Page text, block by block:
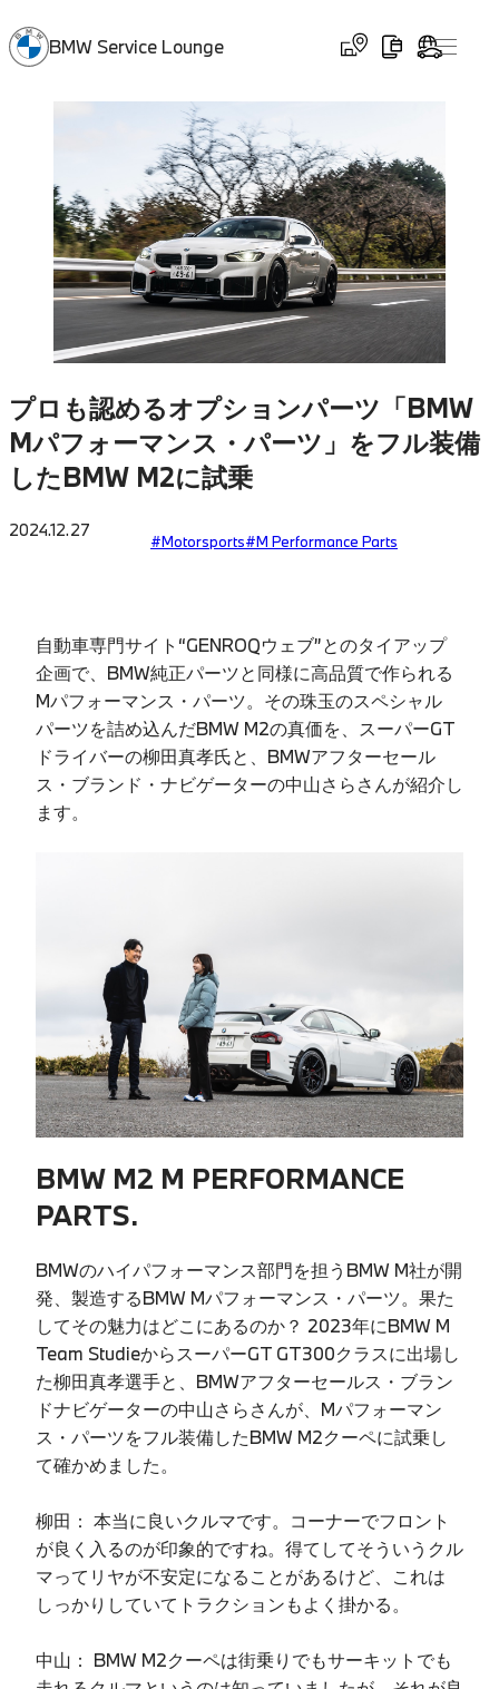
BMW Service Lounge
プロも認めるオプションパーツ「BMW
Mパフォーマンス・パーツ」をフル装備
したBMW M2に試乗
2024.12.27
#Motorsports#M Performance Parts
自動車専門サイト“GENROQウェブ”とのタイアップ
企画で、BMW純正パーツと同様に高品質で作られる
Mパフォーマンス・パーツ。その珠玉のスペシャル
パーツを詰め込んだBMW M2の真価を、スーパーGT
ドライバーの柳田真孝氏と、BMWアフターセール
ス・ブランド・ナビゲーターの中山さらさんが紹介し
ます。
BMW M2 M PERFORMANCE
PARTS.
BMWのハイパフォーマンス部門を担うBMW M社が開
発、製造するBMW Mパフォーマンス・パーツ。果た
してその魅力はどこにあるのか？ 2023年にBMW M
Team StudieからスーパーGT GT300クラスに出場し
た柳田真孝選手と、BMWアフターセールス・ブラン
ドナビゲーターの中山さらさんが、Mパフォーマン
ス・パーツをフル装備したBMW M2クーペに試乗し
て確かめました。
柳田： 本当に良いクルマです。コーナーでフロント
が良く入るのが印象的ですね。得てしてそういうクル
マってリヤが不安定になることがあるけど、これは
しっかりしていてトラクションもよく掛かる。
中山： BMW M2クーペは街乗りでもサーキットでも